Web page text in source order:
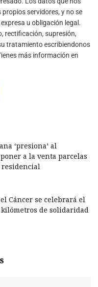
servidores, y no se
u obligación legal.
rectificación, supresión,
tratamiento escribiendonos
más información en
‘presiona’ al
a la venta parcelas
Cáncer se celebrará el
de solidaridad